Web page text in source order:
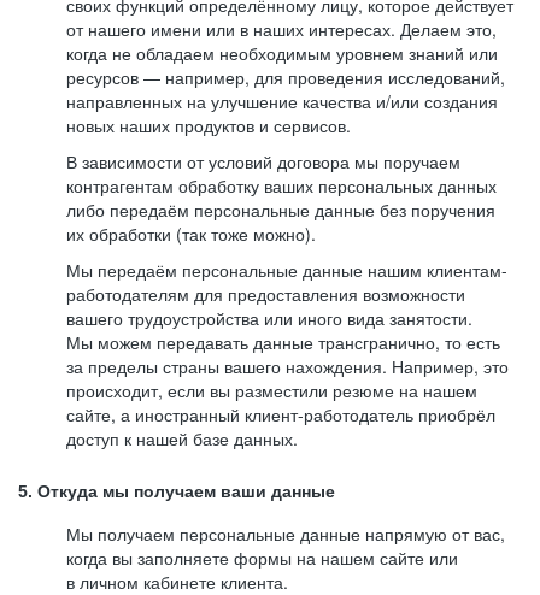
своих функций определённому лицу, которое действует
от нашего имени или в наших интересах. Делаем это,
когда не обладаем необходимым уровнем знаний или
ресурсов — например, для проведения исследований,
направленных на улучшение качества и/или создания
новых наших продуктов и сервисов.
В зависимости от условий договора мы поручаем
контрагентам обработку ваших персональных данных
либо передаём персональные данные без поручения
их обработки (так тоже можно).
Мы передаём персональные данные нашим клиентам-
работодателям для предоставления возможности
вашего трудоустройства или иного вида занятости.
Мы можем передавать данные трансгранично, то есть
за пределы страны вашего нахождения. Например, это
происходит, если вы разместили резюме на нашем
сайте, а иностранный клиент-работодатель приобрёл
доступ к нашей базе данных.
5. Откуда мы получаем ваши данные
Мы получаем персональные данные напрямую от вас,
когда вы заполняете формы на нашем сайте или
в личном кабинете клиента.